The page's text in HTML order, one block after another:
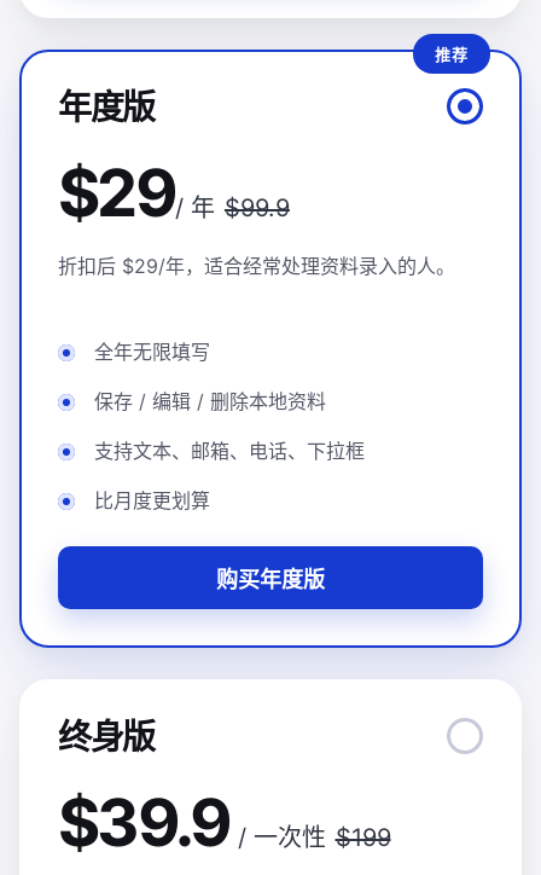
推荐
年度版
$29/ 年 $99.9
折扣后 $29/年，适合经常处理资料录入的人。
全年无限填写
保存 / 编辑 / 删除本地资料
支持文本、邮箱、电话、下拉框
比月度更划算
购买年度版
终身版
$39.9 / 一次性 $199